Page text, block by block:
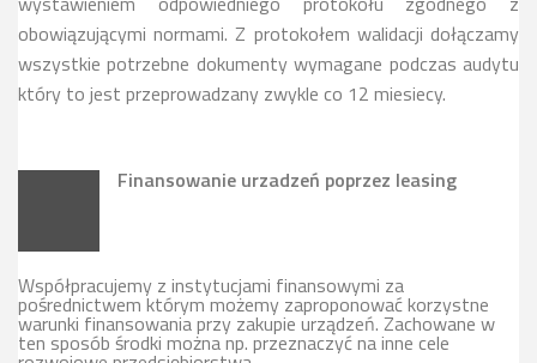
obowiązującymi normami. Z protokołem walidacji dołączamy
wszystkie potrzebne dokumenty wymagane podczas audytu
który to jest przeprowadzany zwykle co 12 miesiecy.
Finansowanie urzadzeń poprzez leasing
Współpracujemy z instytucjami finansowymi za
pośrednictwem którym możemy zaproponować korzystne
warunki finansowania przy zakupie urządzeń. Zachowane w
ten sposób środki można np. przeznaczyć na inne cele